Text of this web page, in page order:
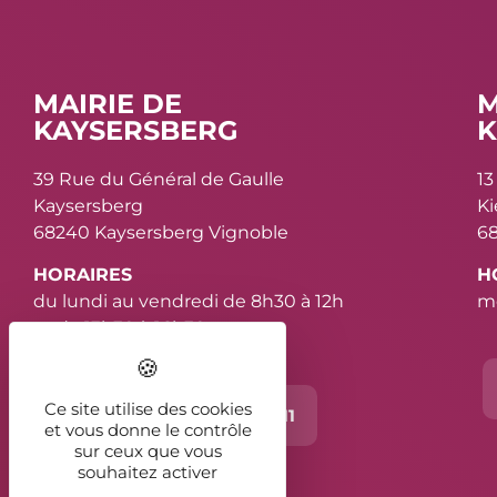
MAIRIE DE
KAYSERSBERG
39 Rue du Général de Gaulle
Kaysersberg
68240 Kaysersberg Vignoble
HORAIRES
du lundi au vendredi de 8h30 à 12h
et de 13h30 à 16h30
Contact 03 89 78 11 11
Ce site utilise des cookies
et vous donne le contrôle
sur ceux que vous
souhaitez activer